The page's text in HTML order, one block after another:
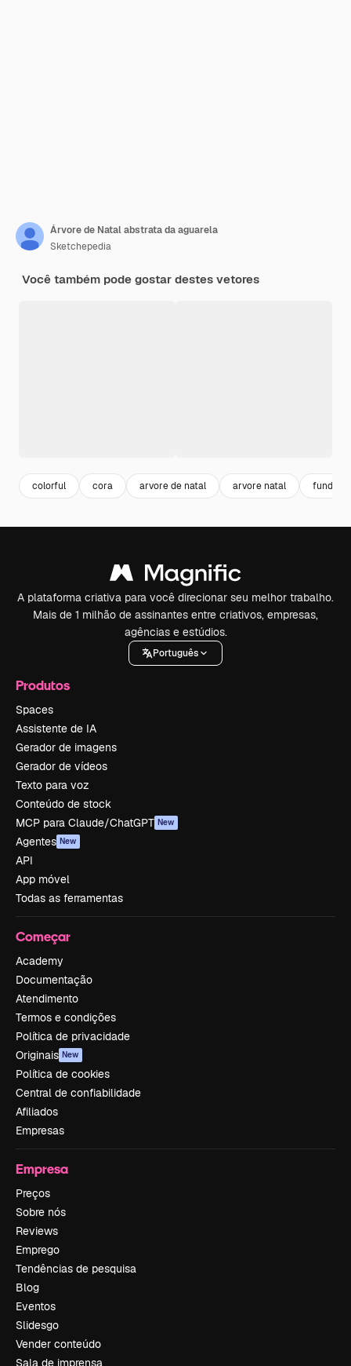
Árvore de Natal abstrata da aguarela
Sketchepedia
Você também pode gostar destes vetores
colorful cora arvore de natal arvore natal fundo
A plataforma criativa para você direcionar seu melhor trabalho.
Mais de 1 milhão de assinantes entre criativos, empresas,
agências e estúdios.
Português
Produtos
Spaces
Assistente de IA
Gerador de imagens
Gerador de vídeos
Texto para voz
Conteúdo de stock
MCP para Claude/ChatGPT New
Agentes New
API
App móvel
Todas as ferramentas
Começar
Academy
Documentação
Atendimento
Termos e condições
Política de privacidade
Originais New
Política de cookies
Central de confiabilidade
Afiliados
Empresas
Empresa
Preços
Sobre nós
Reviews
Emprego
Tendências de pesquisa
Blog
Eventos
Slidesgo
Vender conteúdo
Sala de imprensa